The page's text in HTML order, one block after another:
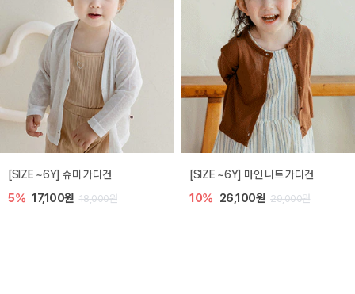
밀라 아기 점프수트
10% 30,600원 34,000원
밀라 아기 셋업
20% 35,200원 44,000원